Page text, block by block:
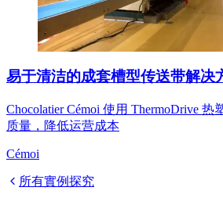
易于清洁的成套槽型传送带解决
Chocolatier Cémoi 使用 ThermoDrive
质量，降低运营成本
Cémoi
所有實例探究